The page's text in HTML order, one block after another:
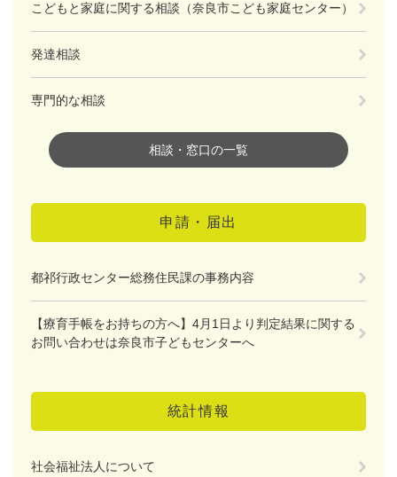
こどもと家庭に関する相談（奈良市こども家庭センター）
発達相談
専門的な相談
相談・窓口の一覧
申請・届出
都祁行政センター総務住民課の事務内容
【療育手帳をお持ちの方へ】4月1日より判定結果に関する
お問い合わせは奈良市子どもセンターへ
統計情報
社会福祉法人について